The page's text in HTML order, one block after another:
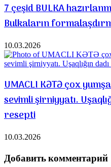
7 çeşid BULKA
Bulkaların
10.03.2026
UMACLI KƏTƏ çox
sevimli şirniyyatı.
resepti
10.03.2026
Добавить комментарий